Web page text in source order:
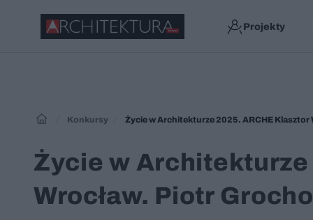
Projekty
Konkursy Życie w Architekturze 2025. ARCHE Klasztor
Życie w Architekturze
Wrocław. Piotr